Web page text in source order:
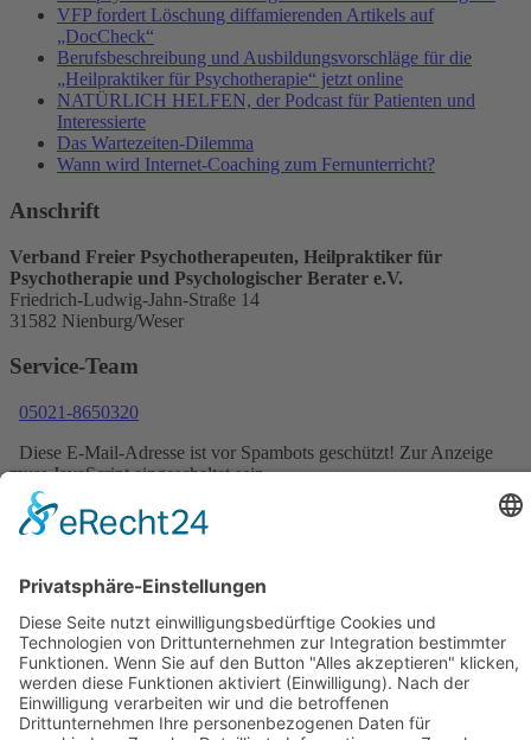
VFP fordert Löschung diffamierenden Artikels auf
„DocCheck“
Berufsbeschreibung und Ausbildungsvorschläge für die
„Heilpraktiker für Psychotherapie“ jetzt online
NATÜRLICH HELFEN, der Podcast für Patienten und
Interessierte
Das Wartezeiten-Dilemma
Wann wird Internet-Coaching zum Fernunterricht?
Anschrift
Verband Freier Psychotherapeuten, Heilpraktiker für
Psychotherapie und Psychologischer Berater e.V.
Friedrich-Ludwig-Jahn-Straße 14
31582 Nienburg/Weser
Service-Team
05021-8650320
Diese E-Mail-Adresse ist vor Spambots geschützt! Zur Anzeige
muss JavaScript eingeschaltet sein.
Wir sind Mitglied
VFP
Impressum
Datenschutzerklärung
Login